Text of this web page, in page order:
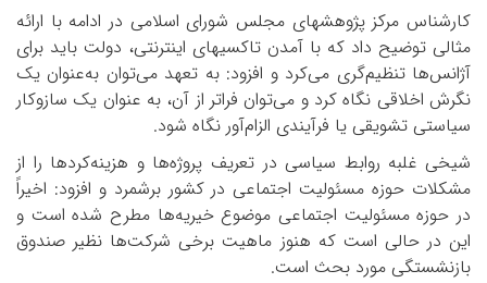
کارشناس مرکز پژوهش­های مجلس شورای اسلامی در ادامه با ارائه
مثالی توضیح داد که با آمدن تاکسی­های اینترنتی، دولت باید برای
آژانس‌ها تنظیم‌گری می‌کرد و افزود: به تعهد می‌توان به‌عنوان یک
نگرش اخلاقی نگاه کرد و می‌توان فراتر از آن، به عنوان یک سازوکار
سیاستی تشویقی یا فرآیندی الزام‌آور نگاه شود.
شیخی غلبه روابط سیاسی در تعریف پروژه‌ها و هزینه‌کردها را از
مشکلات حوزه مسئولیت اجتماعی در کشور برشمرد و افزود: اخیراً
در حوزه مسئولیت اجتماعی موضوع خیریه‌ها مطرح شده است و
این در حالی است که هنوز ماهیت برخی شرکت‌ها نظیر صندوق
بازنشستگی مورد بحث است.